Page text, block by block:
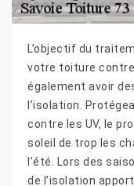
L’objectif du
votre toiture contre
également avoir
l’isolation.
contre les UV, le
soleil de trop les
l’été. Lors des
de l’isolation